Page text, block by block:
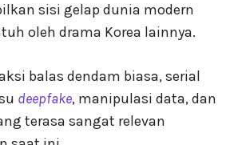
sisi gelap dunia modern
oleh drama Korea lainnya.
balas dendam biasa, serial
deepfake, manipulasi data, dan
terasa sangat relevan